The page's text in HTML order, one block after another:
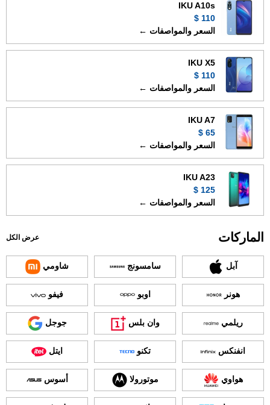
IKU A10s
110 $
السعر والمواصفات ←
IKU X5
110 $
السعر والمواصفات ←
IKU A7
65 $
السعر والمواصفات ←
IKU A23
125 $
السعر والمواصفات ←
الماركات عرض الكل
آبل سامسونج شاومي
هونر اوبو فيفو
ريلمي وان بلس جوجل
انفنكس تكنو ايتل
هواوي موتورولا أسوس